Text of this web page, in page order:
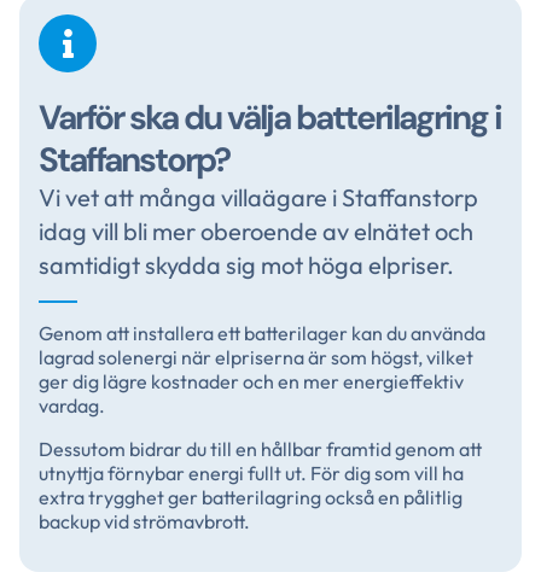
Varför ska du välja batterilagring i
Staffanstorp?
Vi vet att många villaägare i Staffanstorp
idag vill bli mer oberoende av elnätet och
samtidigt skydda sig mot höga elpriser.
Genom att installera ett batterilager kan du använda
lagrad solenergi när elpriserna är som högst, vilket
ger dig lägre kostnader och en mer energieffektiv
vardag.
Dessutom bidrar du till en hållbar framtid genom att
utnyttja förnybar energi fullt ut. För dig som vill ha
extra trygghet ger batterilagring också en pålitlig
backup vid strömavbrott.